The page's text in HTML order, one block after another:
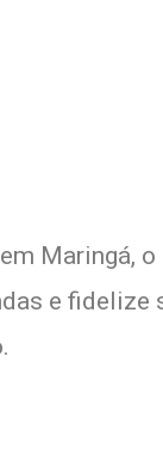
Maringá,
e